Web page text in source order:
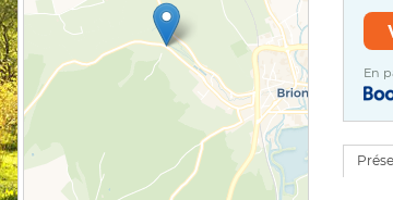
En